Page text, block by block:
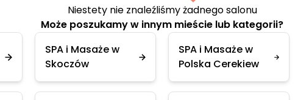
Niestety nie znaleźliśmy żadnego salonu
Może poszukamy w innym mieście lub kategorii?
SPA i Masaże w
Skoczów
SPA i Masaże w
Polska Cerekiew